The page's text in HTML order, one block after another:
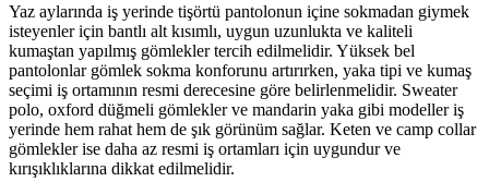
Yaz aylarında iş yerinde tişörtü pantolonun içine sokmadan giymek
isteyenler için bantlı alt kısımlı, uygun uzunlukta ve kaliteli
kumaştan yapılmış gömlekler tercih edilmelidir. Yüksek bel
pantolonlar gömlek sokma konforunu artırırken, yaka tipi ve kumaş
seçimi iş ortamının resmi derecesine göre belirlenmelidir. Sweater
polo, oxford düğmeli gömlekler ve mandarin yaka gibi modeller iş
yerinde hem rahat hem de şık görünüm sağlar. Keten ve camp collar
gömlekler ise daha az resmi iş ortamları için uygundur ve
kırışıklıklarına dikkat edilmelidir.